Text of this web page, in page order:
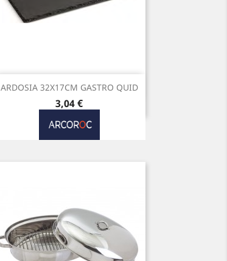
ARDOSIA 32X17CM GASTRO QUID
Preço
3,04 €
Vista rápida